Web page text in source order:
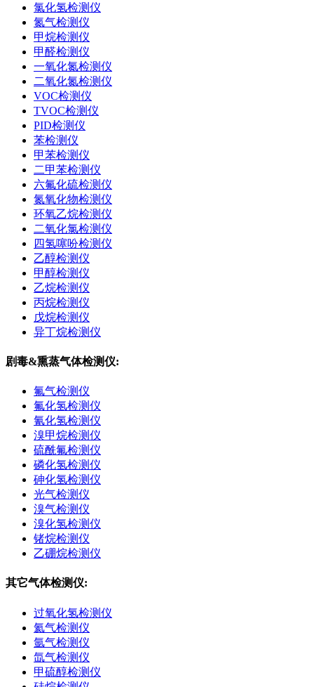
氯化氢检测仪
氮气检测仪
甲烷检测仪
甲醛检测仪
一氧化氮检测仪
二氧化氮检测仪
VOC检测仪
TVOC检测仪
PID检测仪
苯检测仪
甲苯检测仪
二甲苯检测仪
六氟化硫检测仪
氮氧化物检测仪
环氧乙烷检测仪
二氧化氯检测仪
四氢噻吩检测仪
乙醇检测仪
甲醇检测仪
乙烷检测仪
丙烷检测仪
戊烷检测仪
异丁烷检测仪
剧毒&熏蒸气体检测仪:
氟气检测仪
氟化氢检测仪
氰化氢检测仪
溴甲烷检测仪
硫酰氟检测仪
磷化氢检测仪
砷化氢检测仪
光气检测仪
溴气检测仪
溴化氢检测仪
锗烷检测仪
乙硼烷检测仪
其它气体检测仪:
过氧化氢检测仪
氦气检测仪
氩气检测仪
氙气检测仪
甲硫醇检测仪